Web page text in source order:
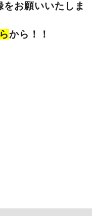
お願いいたしま
から！！